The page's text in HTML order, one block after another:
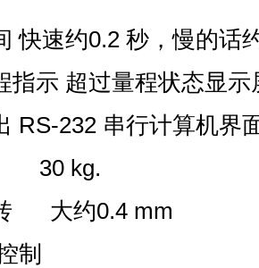
快速约0.2 秒，慢的话
示 超过量程状态显示
RS-232 串行计算机界
30 kg.
大约0.4 mm
制